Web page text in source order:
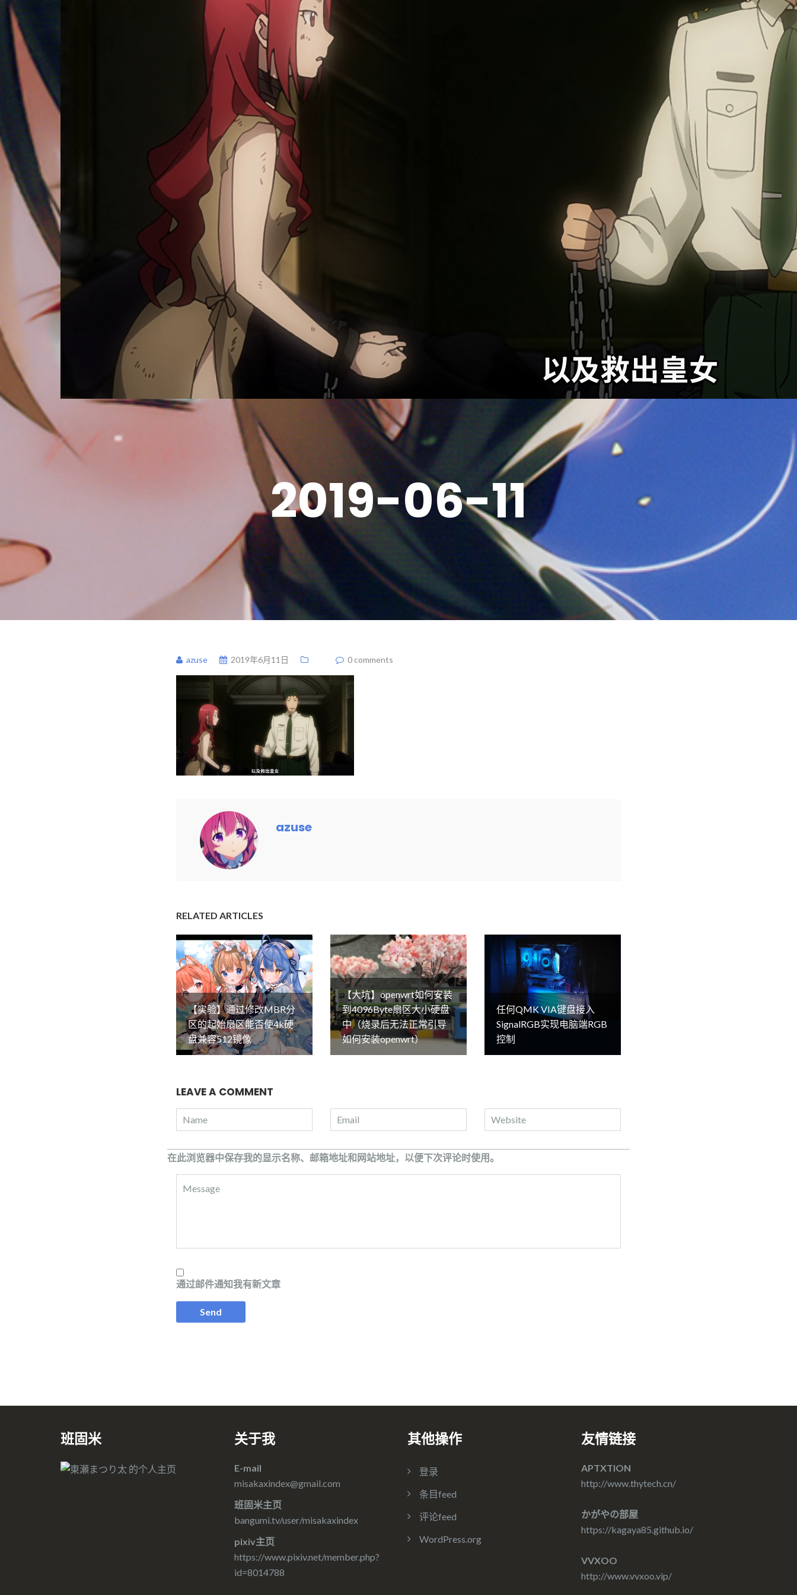
2019-06-11
azuse 2019年6月11日 0 comments
azuse
RELATED ARTICLES
【实验】通过修改MBR分
区的起始扇区能否使4k硬
盘兼容512镜像
【大坑】openwrt如何安装
到4096Byte扇区大小硬盘
中（烧录后无法正常引导
如何安装openwrt）
任何QMK VIA键盘接入
SignalRGB实现电脑端RGB
控制
LEAVE A COMMENT
在此浏览器中保存我的显示名称、邮箱地址和网站地址，以便下次评论时使用。
通过邮件通知我有新文章
班固米 关于我
E-mail
misakaxindex@gmail.com
班固米主页
bangumi.tv/user/misakaxindex
pixiv主页
https://www.pixiv.net/member.php?
id=8014788
其他操作
登录
条目feed
评论feed
WordPress.org
友情链接
APTXTION
http://www.thytech.cn/
かがやの部屋
https://kagaya85.github.io/
VVXOO
http://www.vvxoo.vip/